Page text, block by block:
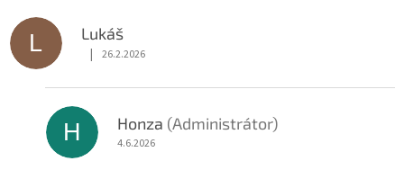
L Lukáš
Hodnocení obchodu je 5 z 5 hvězdiček.
| 26.2.2026
H Honza (Administrátor)
4.6.2026